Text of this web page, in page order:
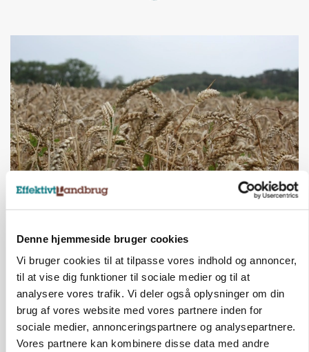
Denne hjemmeside bruger cookies
Vi bruger cookies til at tilpasse vores indhold og annoncer,
til at vise dig funktioner til sociale medier og til at
analysere vores trafik. Vi deler også oplysninger om din
brug af vores website med vores partnere inden for
sociale medier, annonceringspartnere og analysepartnere.
Vores partnere kan kombinere disse data med andre